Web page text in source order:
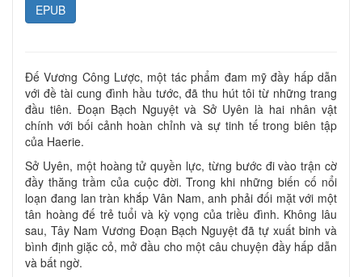
EPUB
Đế Vương Công Lược, một tác phẩm đam mỹ đầy hấp dẫn
với đề tài cung đình hầu tước, đã thu hút tôi từ những trang
đầu tiên. Đoạn Bạch Nguyệt và Sở Uyên là hai nhân vật
chính với bối cảnh hoàn chỉnh và sự tinh tế trong biên tập
của Haerie.
Sở Uyên, một hoàng tử quyền lực, từng bước đi vào trận cờ
đầy thăng trầm của cuộc đời. Trong khi những biến cố nổi
loạn đang lan tràn khắp Vân Nam, anh phải đối mặt với một
tân hoàng đế trẻ tuổi và kỳ vọng của triều đình. Không lâu
sau, Tây Nam Vương Đoạn Bạch Nguyệt đã tự xuất binh và
bình định giặc cỏ, mở đầu cho một câu chuyện đầy hấp dẫn
và bất ngờ.